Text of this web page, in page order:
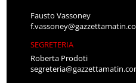
Fausto Vassoney
SEGRETERIA
Roberta Prodoti